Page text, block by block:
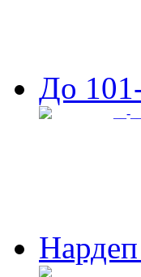
До
Нардеп